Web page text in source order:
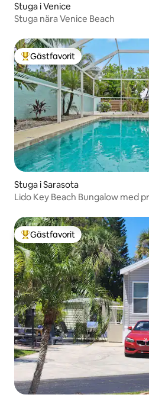
Stuga i Venice
Stuga nära Venice Beach
Populär gästfavorit
Gästfavorit
Stuga i Sarasota
Lido Key Beach Bungalow med
Populär gästfavorit
Gästfavorit